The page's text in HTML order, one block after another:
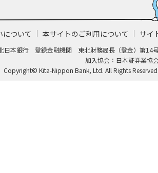
について 本サイトのご利用について サイ
日本銀行 登録金融機関 東北財務局長（登金）第14
加入協会：日本証券業協
Copyright© Kita-Nippon Bank, Ltd. All Rights